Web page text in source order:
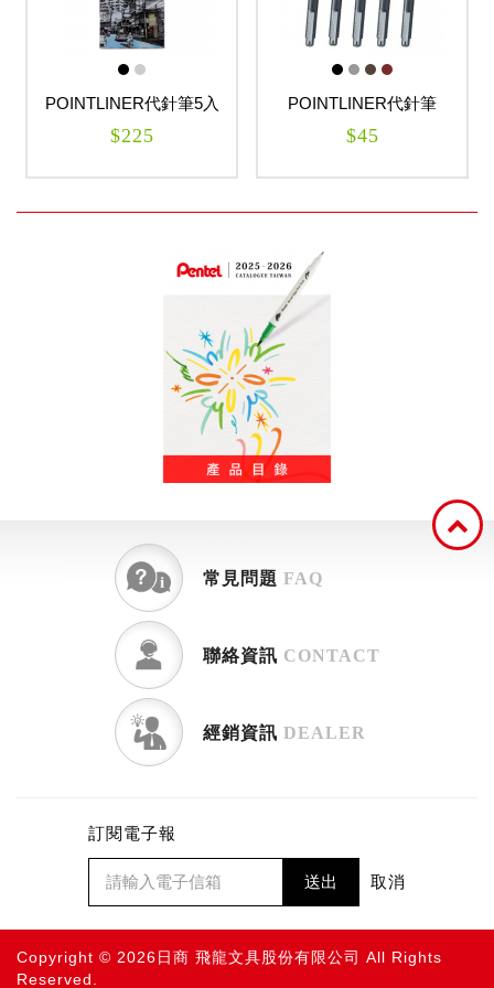
POINTLINER代針筆5入
套裝組
$225
POINTLINER代針筆
$45
常見問題 FAQ
聯絡資訊 CONTACT
經銷資訊 DEALER
訂閱電子報
送出 取消
Copyright © 2026日商 飛龍文具股份有限公司 All Rights
Reserved.